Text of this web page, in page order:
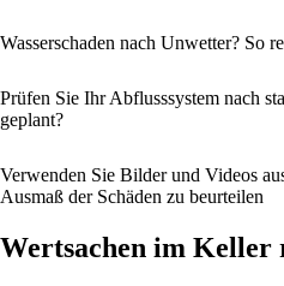
Wasserschaden nach Unwetter? So
Prüfen Sie Ihr Abflusssystem nach
geplant?
Verwenden Sie Bilder und Videos
Ausmaß der Schäden zu beurteilen
Wertsachen im Keller